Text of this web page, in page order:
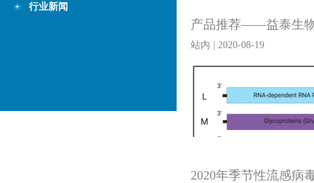
行业新闻
产品推荐——益泰生
站内 | 2020-08-19
2020年季节性流感病